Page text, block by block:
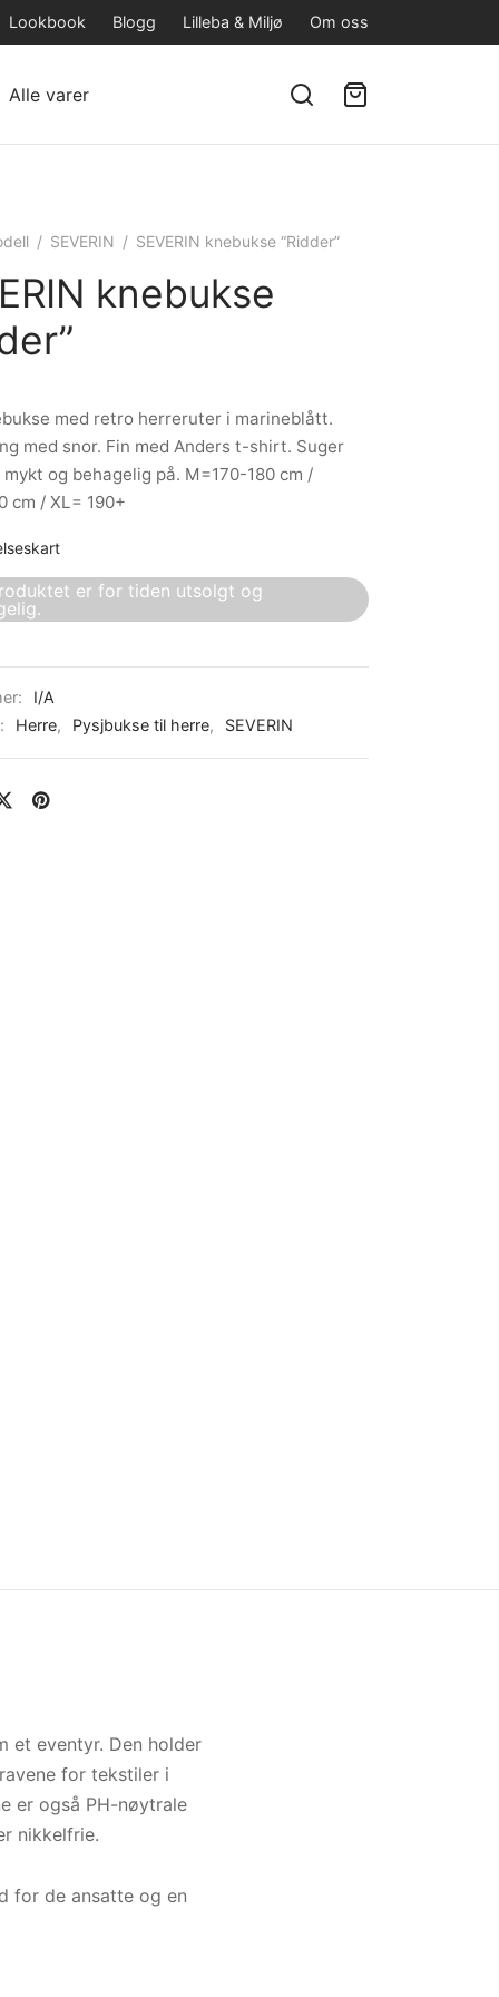
Lookbook Blogg Lilleba & Miljø Om oss
Alle varer
/ SEVERIN / SEVERIN knebukse “Ridder”
knebukse
med retro herreruter i marineblått.
med snor. Fin med Anders t-shirt. Suger
og behagelig på. M=170-180 cm /
cm / XL= 190+
er for tiden utsolgt og
I/A
Herre, Pysjbukse til herre, SEVERIN
et eventyr. Den holder
for tekstiler i
er også PH-nøytrale
nikkelfrie.
for de ansatte og en